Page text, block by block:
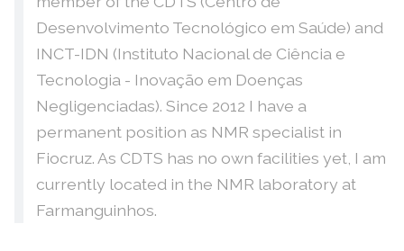
Desenvolvimento Tecnológico em Saúde) and
INCT-IDN (Instituto Nacional de Ciência e
Tecnologia - Inovação em Doenças
Negligenciadas). Since 2012 I have a
permanent position as NMR specialist in
Fiocruz. As CDTS has no own facilities yet, I am
currently located in the NMR laboratory at
Farmanguinhos.